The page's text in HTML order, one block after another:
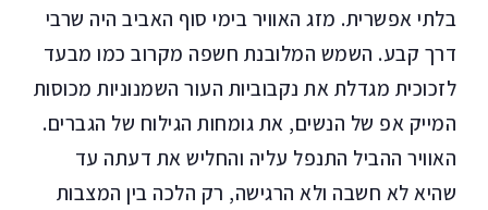
בלתי אפשרית. מזג האוויר בימי סוף האביב היה שרבי
דרך קבע. השמש המלובנת חשפה מקרוב כמו מבעד
לזכוכית מגדלת את נקבוביות העור השמנוניות מכוסות
המייק אפ של הנשים, את גומחות הגילוח של הגברים.
האוויר ההביל התנפל עליה והחליש את דעתה עד
שהיא לא חשבה ולא הרגישה, רק הלכה בין המצבות